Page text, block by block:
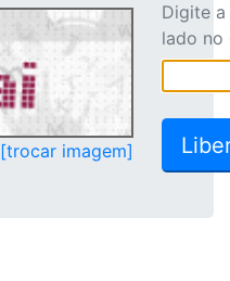
[trocar imagem]
Digite
lado no